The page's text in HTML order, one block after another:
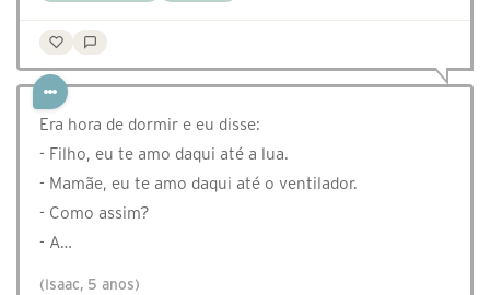
Era hora de dormir e eu disse:
- Filho, eu te amo daqui até a lua.
- Mamãe, eu te amo daqui até o ventilador.
- Como assim?
- A…
(Isaac, 5 anos)